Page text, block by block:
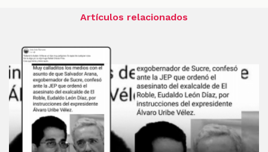
Artículos relacionados